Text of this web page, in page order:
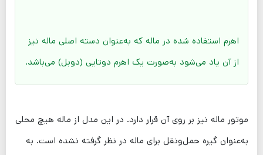
اهرم استفاده شده در ماله که به‌عنوان دسته اصلی ماله نیز
از آن یاد می‌شود به‌صورت یک اهرم دوتایی (دوبل) می‌باشد.
موتور ماله نیز بر روی آن قرار دارد. در این مدل از ماله هیچ محلی
به‌عنوان گیره حمل‌ونقل برای ماله در نظر گرفته نشده است. به